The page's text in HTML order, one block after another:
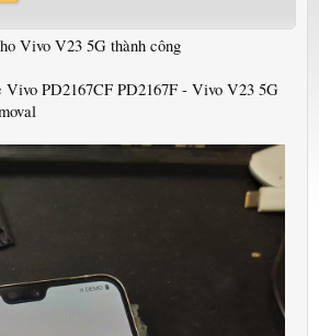
Vivo V23 5G thành công
Vivo PD2167CF PD2167F - Vivo V23 5G